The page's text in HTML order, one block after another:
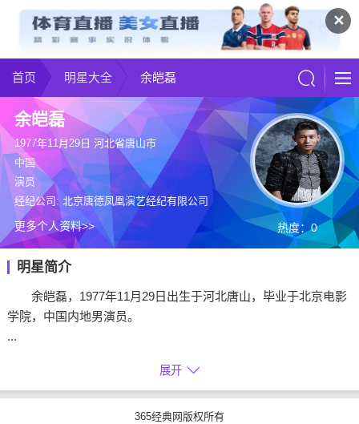
✕
首页 明星大全 余皑磊
热度：0
余皑磊
1977年11月29日 河北省唐山市
中国
演员
经纪公司: 北京唐德凤凰演艺经纪有限公司
更多个人资料>>
明星简介
余皑磊，1977年11月29日出生于河北唐山，毕业于北京电影
学院，中国内地男演员。
...
展开
365经典网版权所有